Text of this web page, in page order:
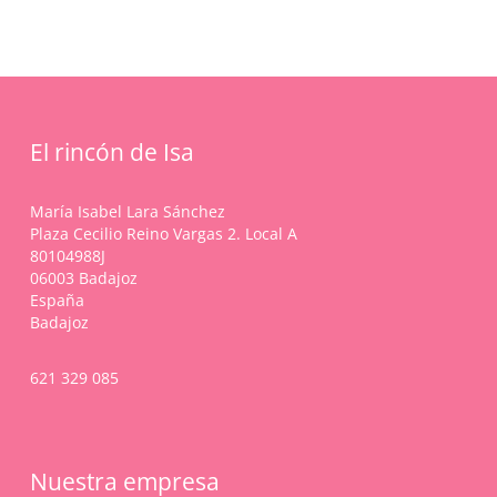
la
producto
elegir
página
de
la
El rincón de Isa
María Isabel Lara Sánchez
Plaza Cecilio Reino Vargas 2. Local A
80104988J
06003 Badajoz
España
Badajoz
621 329 085
Nuestra empresa